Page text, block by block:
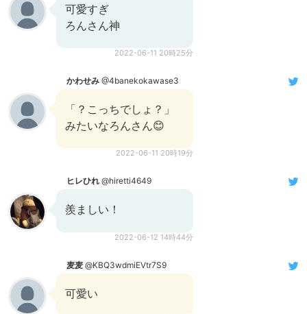
可愛すぎ
ろんさん神
2022-06-11 20時25分
かわせみ @4banekokawase3
「？こっちでしょ？」
みたいなろんさん😊
2022-06-11 20時19分
ヒレひれ @hiretti4649
羨ましい！
2022-06-12 14時44分
麦麦 @KBQ3wdmiEVtr7S9
可愛い